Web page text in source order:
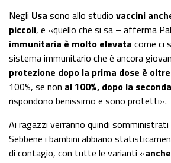
Negli Usa sono allo studio vaccini
piccoli, e «quello che si sa – afferma
immunitaria è molto elevata come ci
sistema immunitario che è ancora
protezione dopo la prima dose è oltre
100%, se non al 100%, dopo la
rispondono benissimo e sono protetti».
Ai ragazzi verranno quindi somministrati
Sebbene i bambini abbiano
di contagio, con tutte le varianti «